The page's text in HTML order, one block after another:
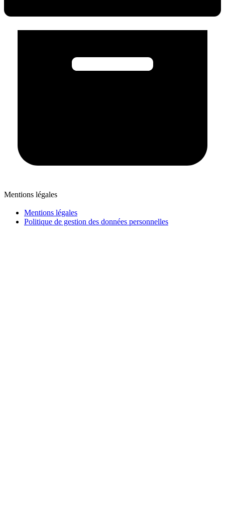
Mentions légales
Mentions légales
Politique de gestion des données personnelles